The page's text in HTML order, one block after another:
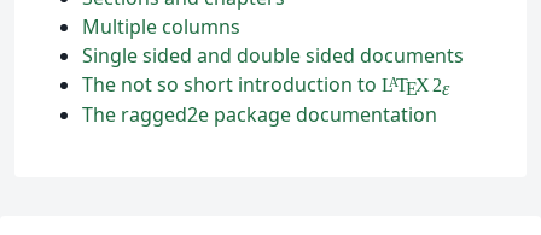
Multiple columns
Single sided and double sided documents
The not so short introduction to LATEX 2ε
The ragged2e package documentation